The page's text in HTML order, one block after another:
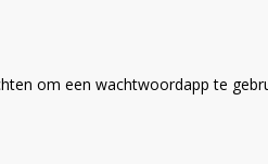
om een wachtwoordapp te